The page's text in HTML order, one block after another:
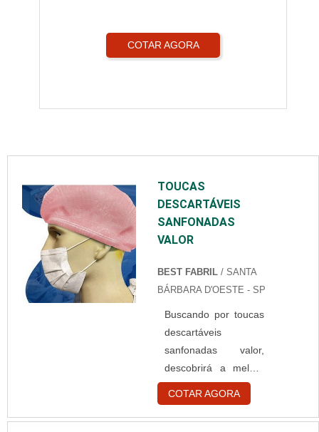
COTAR AGORA
TOUCAS
DESCARTÁVEIS
SANFONADAS
VALOR
BEST FABRIL / SANTA
BÁRBARA D'OESTE - SP
Buscando por toucas
descartáveis
sanfonadas valor,
descobrirá a melhor
empresa do
segmento.
Elaborando um
COTAR AGORA